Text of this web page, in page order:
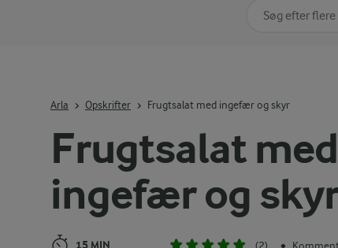
Frugtsalat med
ingefær og
15 MIN (2)
Arla Opskrifter Frugtsalat med ingefær og skyr
Søg på kategori